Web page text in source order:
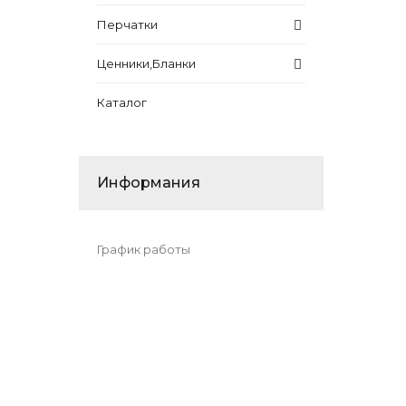
Перчатки
Ценники,Бланки
Каталог
Информания
График работы